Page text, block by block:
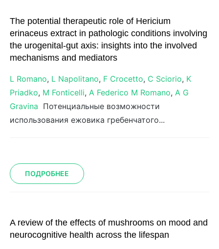
The potential therapeutic role of Hericium
erinaceus extract in pathologic conditions involving
the urogenital-gut axis: insights into the involved
mechanisms and mediators
L Romano, L Napolitano, F Crocetto, C Sciorio, K
Priadko, M Fonticelli, A Federico M Romano, A G
Gravina Потенциальные возможности
использования ежовика гребенчатого...
ПОДРОБНЕЕ
A review of the effects of mushrooms on mood and
neurocognitive health across the lifespan